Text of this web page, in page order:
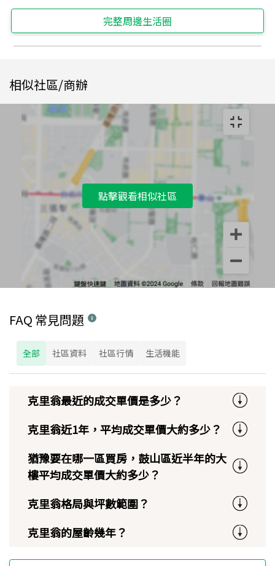
完整周邊生活圈
相似社區/商辦
點擊觀看相似社區
FAQ 常見問題
全部 社區資料 社區行情 生活機能
克里翁最近的成交單價是多少？
克里翁近1年，平均成交單價大約多少？
猶豫要在哪一區買房，鼓山區近半年的大
樓平均成交單價大約多少？
克里翁格局與坪數範圍？
克里翁的屋齡幾年？